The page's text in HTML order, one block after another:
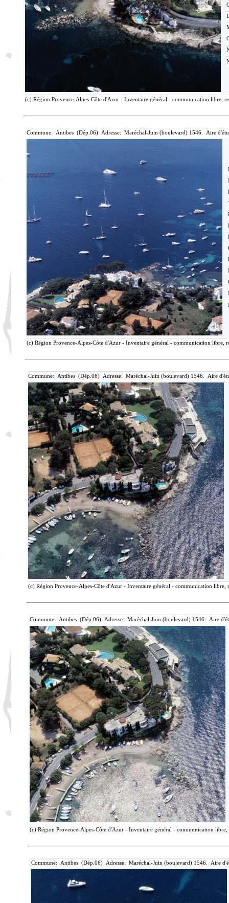
(c) Région Provence-Alpes-Côte d'Azur - Inventaire général - communication libre,
Commune: Antibes (Dép.06) Adresse: Maréchal-Juin (boulevard) 1546. Aire
(c) Région Provence-Alpes-Côte d'Azur - Inventaire général - communication libre,
Commune: Antibes (Dép.06) Adresse: Maréchal-Juin (boulevard) 1546. Aire
(c) Région Provence-Alpes-Côte d'Azur - Inventaire général - communication
Commune: Antibes (Dép.06) Adresse: Maréchal-Juin (boulevard) 1546. Aire
(c) Région Provence-Alpes-Côte d'Azur - Inventaire général - communication
Commune: Antibes (Dép.06) Adresse: Maréchal-Juin (boulevard) 1546. Aire